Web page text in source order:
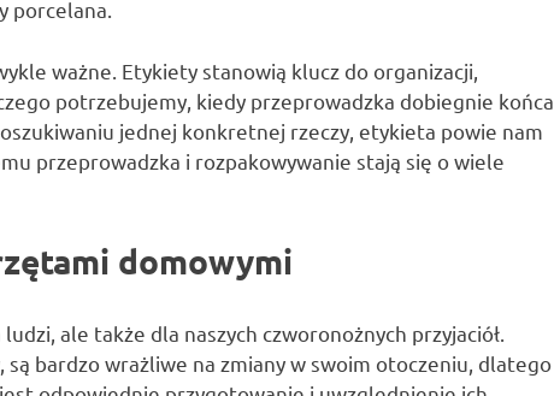
porcelana.
ważne. Etykiety stanowią klucz do organizacji,
potrzebujemy, kiedy przeprowadzka dobiegnie końca.
jednej konkretnej rzeczy, etykieta powie nam
przeprowadzka i rozpakowywanie stają się o wiele
domowymi
ale także dla naszych czworonożnych przyjaciół.
bardzo wrażliwe na zmiany w swoim otoczeniu, dlatego